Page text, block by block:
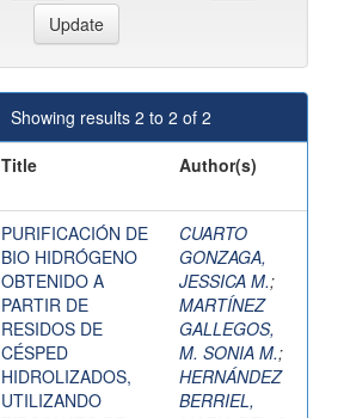
Showing results 2 to 2 of 2
Title Author(s)
PURIFICACIÓN DE
BIO HIDRÓGENO
OBTENIDO A
PARTIR DE
RESIDOS DE
CÉSPED
HIDROLIZADOS,
UTILIZANDO
CUARTO
GONZAGA,
JESSICA M.;
MARTÍNEZ
GALLEGOS,
M. SONIA M.;
HERNÁNDEZ
BERRIEL,